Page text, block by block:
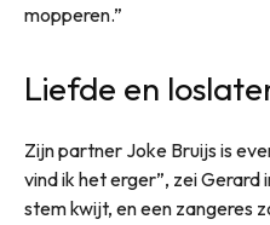
mopperen.”
Liefde en
Zijn partner Joke Bruijs is
vind ik het erger”, zei Gerard
stem kwijt, en een zangeres